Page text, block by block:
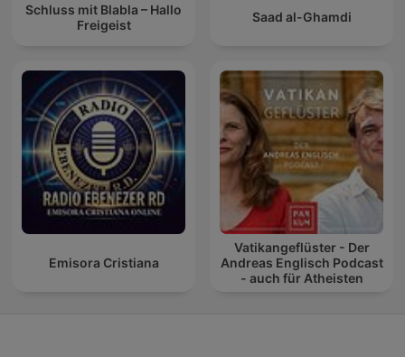
Schluss mit Blabla – Hallo
Freigeist
Saad al-Ghamdi
Emisora Cristiana
Vatikangeflüster - Der
Andreas Englisch Podcast
- auch für Atheisten